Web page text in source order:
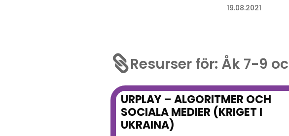
19.08.2021
Resurser för: Åk 7-9
URPLAY – ALGORITMER OCH
SOCIALA MEDIER (KRIGET I
UKRAINA)